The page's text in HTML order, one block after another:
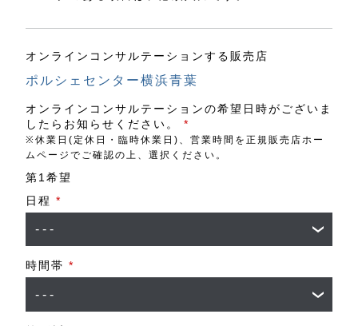
オンラインコンサルテーションする販売店
ポルシェセンター横浜青葉
オンラインコンサルテーションの希望日時がございま
したらお知らせください。 *
※休業日(定休日・臨時休業日)、営業時間を正規販売店ホー
ムページでご確認の上、選択ください。
第1希望
日程 *
時間帯 *